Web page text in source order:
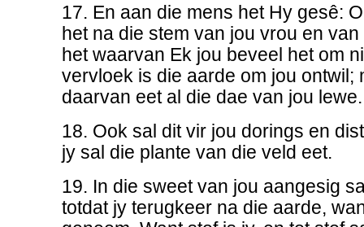
17. En aan die mens het Hy gesê:
het na die stem van jou vrou en
het waarvan Ek jou beveel het om
vervloek is die aarde om jou ontwil;
daarvan eet al die dae van jou lewe.
18. Ook sal dit vir jou dorings en
jy sal die plante van die veld eet.
19. In die sweet van jou aangesig
totdat jy terugkeer na die aarde,